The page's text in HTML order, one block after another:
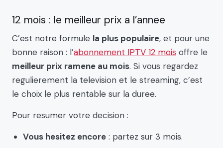
12 mois : le meilleur prix a l’annee
C’est notre formule la plus populaire, et pour une
bonne raison : l’abonnement IPTV 12 mois offre le
meilleur prix ramene au mois. Si vous regardez
regulierement la television et le streaming, c’est
le choix le plus rentable sur la duree.
Pour resumer votre decision :
Vous hesitez encore : partez sur 3 mois.